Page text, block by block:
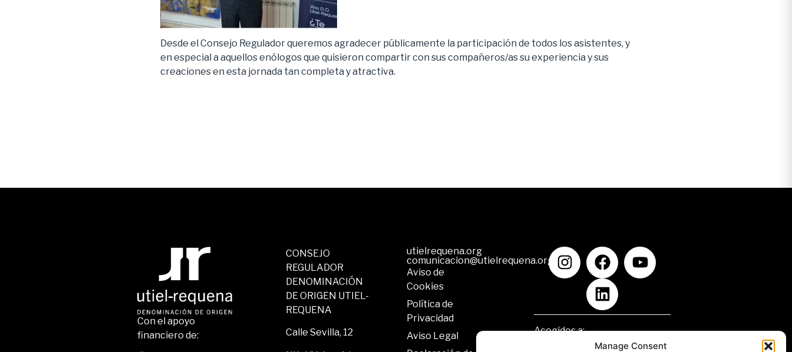
Manage Consent
Desde el Consejo Regulador queremos agradecer públicamente la participación de todos los asistentes, y
en especial a aquellos enólogos que quisieron compartir con sus compañeros/as su experiencia y sus
creaciones en esta jornada tan completa y atractiva.
Con el apoyo
financiero de:
CONSEJO
REGULADOR
DENOMINACIÓN
DE ORIGEN UTIEL-
REQUENA
Calle Sevilla, 12
utielrequena.org
comunicacion@utielrequena.org
Aviso de
Cookies
Política de
Privacidad
Aviso Legal
Acogidos a: